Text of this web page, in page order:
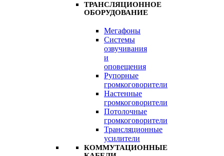
ТРАНСЛЯЦИОННОЕ
ОБОРУДОВАНИЕ
Мегафоны
Системы
озвучивания
и
оповещения
Рупорные
громкоговорители
Настенные
громкоговорители
Потолочные
громкоговорители
Трансляционные
усилители
КОММУТАЦИОННЫЕ